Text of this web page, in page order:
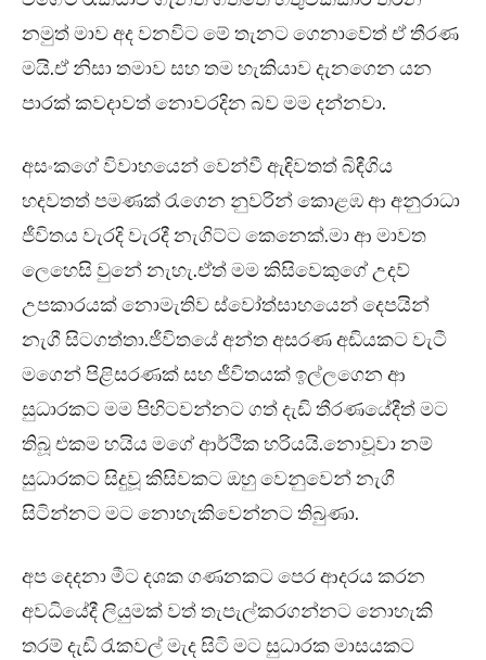
නමුත් මාව අද වනවිට මේ තැනට ගෙනාවේත් ඒ තීරණ
මයි.ඒ නිසා තමාව සහ තම හැකියාව දැනගෙන යන
පාරක් කවදාවත් නොවරදින බව මම දන්නවා.
අසංකගේ විවාහයෙන් වෙන්වී ඇඳිවතත් බිඳීගිය
හදවතත් පමණක් රැගෙන නුවරින් කොළඹ ආ අනුරාධා
ජීවිතය වැරදි වැරදී නැගිට්ට කෙනෙක්.මා ආ මාවත
ලෙහෙසි වුනේ නැහැ.ඒත් මම කිසිවෙකුගේ උදව්
උපකාරයක් නොමැතිව ස්වෝත්සාහයෙන් දෙපයින්
නැගී සිටගත්තා.ජීවිතයේ අන්ත අසරණ අඩියකට වැටී
මගෙන් පිළිසරණක් සහ ජීවිතයක් ඉල්ලගෙන ආ
සුධාරකට මම පිහිටවන්නට ගත් දැඩි තීරණයේදීත් මට
තිබූ එකම හයිය මගේ ආර්ථික හරියයි.නොවූවා නම්
සුධාරකට සිදුවූ කිසිවකට ඔහු වෙනුවෙන් නැගී
සිටින්නට මට නොහැකිවෙන්නට තිබුණා.
අප දෙදනා මීට දශක ගණනකට පෙර ආදරය කරන
අවධියේදී ලියුමක් වත් තැපැල්කරගන්නට නොහැකි
තරම් දැඩි රැකවල් මැද සිටි මට සුධාරක මාසයකට